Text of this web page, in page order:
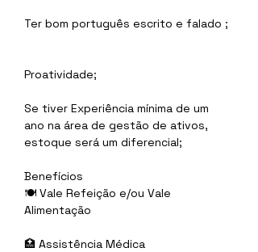
Ter bom português escrito e falado ;
Proatividade;
Se tiver Experiência mínima de um
ano na área de gestão de ativos,
estoque será um diferencial;
Benefícios
🍽 Vale Refeição e/ou Vale
Alimentação
🏥 Assistência Médica